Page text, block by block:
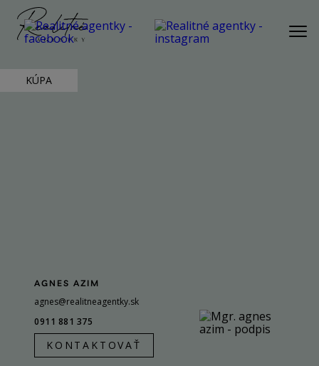
NÁŠ PRÍBEH
NÁŠ TÍM
ZREALIZOVANÉ
KONTAKT
KÚPA
AGNES AZIM
agnes@realitneagentky.sk
0911 881 375
KONTAKTOVAŤ